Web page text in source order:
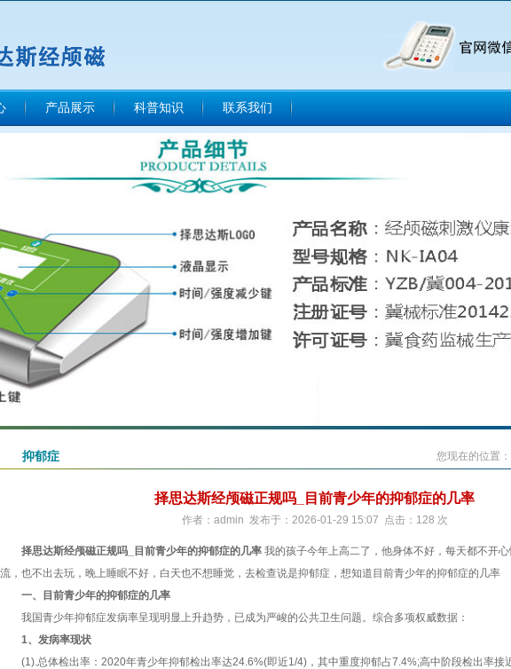
产品展示 科普知识 联系我们
抑郁症 您现在的位置：
择思达斯经颅磁正规吗_目前青少年的抑郁症的几率
作者：admin 发布于：2026-01-29 15:07 点击：128 次
择思达斯经颅磁正规吗_目前青少年的抑郁症的几率我的孩子今年上高二了，他身体不好，每天都不开
流，也不出去玩，晚上睡眠不好，白天也不想睡觉，去检查说是抑郁症，想知道目前青少年的抑郁症的几率
一、目前青少年的抑郁症的几率
我国青少年抑郁症发病率呈现明显上升趋势，已成为严峻的公共卫生问题。综合多项权威数据：
1、发病率现状
(1).总体检出率：2020年青少年抑郁检出率达24.6%(即近1/4)，其中重度抑郁占7.4%;高中阶段检出率接